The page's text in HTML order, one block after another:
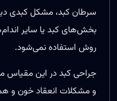
سرطان کبد، مشکل کبدی
بخش‌های کبد یا سایر
روش استفاده نمی‌شود.
جراحی کبد در این
و مشکلات انعقاد خون و